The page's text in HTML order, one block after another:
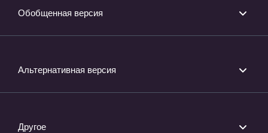
Обобщенная версия
Альтернативная версия
Другое